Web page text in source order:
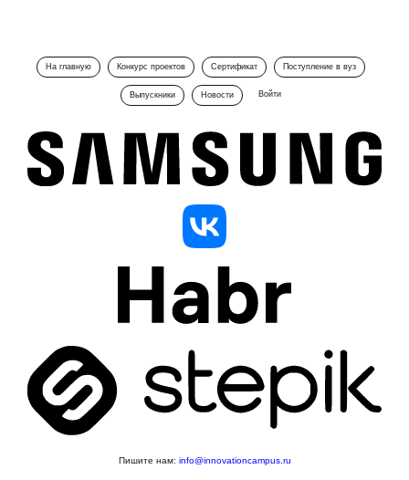
На главную Конкурс проектов Сертификат Поступление в вуз
Выпускники Новости Войти
Пишите нам: info@innovationcampus.ru